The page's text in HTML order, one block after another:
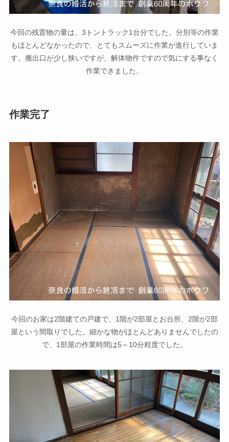
今回の残置物の量は、3トントラック1台分でした。分別等の作業
もほとんどなかったので、とてもスムーズに作業が進行していま
す。搬出口が少し狭いですが、解体物件ですので気にする事なく
作業できました。
作業完了
今回のお家は2階建ての戸建で、1階が2部屋とお台所、2階が2部
屋という間取りでした。細かな物がほとんどありませんでしたの
で、1部屋の作業時間は5～10分程度でした。